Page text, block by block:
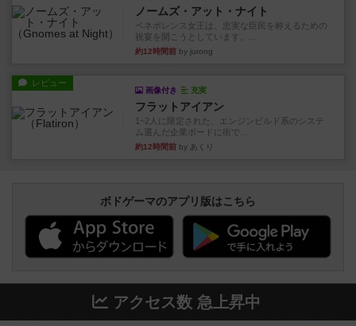
ノームズ・アット・ナイト
ベネボレンス女王は、忠実な臣民を称えるための
祝宴を開こうとしています。...
約12時間前 by jurong
レビュー
画像付き 充実
フラットアイアン
1~2人に限定された、エンジンビルド系のシステ
ム選んだ企業ボードに街で...
約12時間前 by あくり
ボドゲーマのアプリ版はこちら
アクセス数 急上昇中